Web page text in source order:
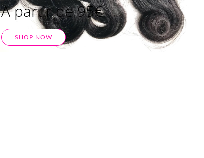
A partir de 95€
SHOP NOW